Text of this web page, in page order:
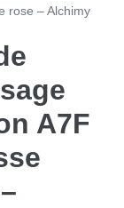
rose – Alchimy
A7F